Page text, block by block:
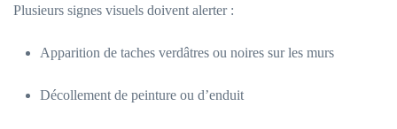
Plusieurs signes visuels doivent alerter :
Apparition de taches verdâtres ou noires sur les murs
Décollement de peinture ou d’enduit